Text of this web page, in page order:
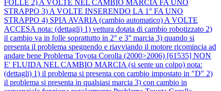
FOLLE 2) A VOLTE NEL CAMBIO MARCIA FA UNO
STRAPPO 3) A VOLTE INSERENDO LA 1° FA UNO
STRAPPO 4) SPIA AVARIA (cambio automatico) A VOLTE
ACCESA nota: (dettagli) 1) vettura dotata di cambio robotizzato 2)
il cambio va in folle soprattutto in 2° e 3° marcia 3) quando si
presenta il problema spegnendo e riavviando il motore ricomincia ad
andare bene Problema Toyota Corolla (2000>2006) [61535] NON
E' FLUIDA NEL CAMBIO MARCIA (si sente un colpo) nota:
(dettagli) 1) il problema si presenta con cambio impostato in "D" 2)
il problema si presenta in qualsiasi marcia 3) con cambio in